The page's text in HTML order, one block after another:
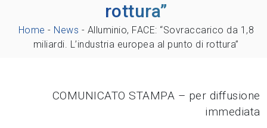
rottura”
Home - News - Alluminio, FACE: “Sovraccarico da 1,8
miliardi. L’industria europea al punto di rottura”
COMUNICATO STAMPA – per diffusione
immediata